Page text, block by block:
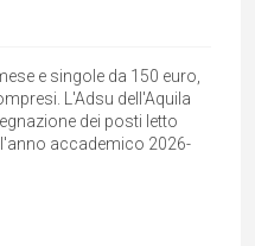
e singole da 150 euro,
L'Adsu dell'Aquila
dei posti letto
l'anno accademico 2026-